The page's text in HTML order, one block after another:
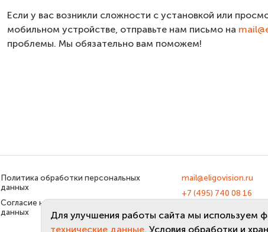
Если у вас возникли сложности с установкой или
мобильном устройстве, отправьте нам письмо на
проблемы. Мы обязательно вам поможем!
Политика обработки персональных
данных
Согласие на обработку персональных
данных
mail@eligovision.ru
+7 (495) 740 08 16
Для улучшения работы сайта мы используем
технические данные. Условия обработки и